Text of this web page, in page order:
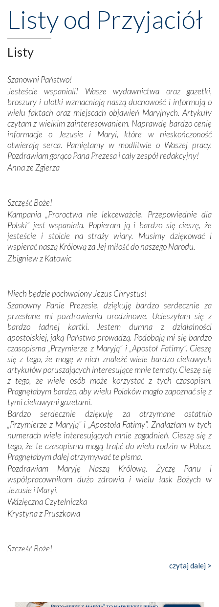
wznoszono na chwałę Bożą, na przykład – w podzięce za
Opatrznościową pomoc w wygranej bitwie o
niepodległość kraju. Zachwyt budziła potężna, a zarazem
misterna architektura tych monumentalnych dzieł,
wspaniałe zdobienia, dbałość ich twórców o detale,
budowniczych.
Podążyliśmy też śladami fatimskich wizjonerów – Łucji
dos Santos oraz świętych Hiacynty i Franciszka Marto.
Modliliśmy się przy ich grobach. Odprawiliśmy Drogę
Krzyżową w ich rodzinnych stronach, odwiedziliśmy
domy, w których żyli.
W miejscu objawień Matki Bożej zapaliliśmy świece
Podczas tej kilkudniowej wyprawy na każdym kroku
spotykaliśmy się z serdeczną otwartością
Portugalczyków. Podziwialiśmy ich ludową sztukę i
zwyczaje. Mimo że nasze kraje są od siebie bardzo
oddalone, w żaden sposób nie czuliśmy się obco.
Sprawiła to oczywiście sama Matka Boża, ale też
kulturowa bliskość biorąca swój początek w naszej
mieliśmy okazję przekonać się, że Maryja swoją opieką
otacza nie tylko nasz naród, lecz wszystkie nacje, które
się Jej ufnie oddają, a także każdą osobę, która zawierza
Jej siebie oraz swych bliskich.
Dzieje Portugalii to również historia wierności Bogu i
odstępstw, także w życiu władców. Trudne momenty w
wymiarze tak osobistym, jak i zbiorowym, przypominają o
konieczności ciągłego zabiegania o własną duszę i o łaskę
Opatrzności. Wierność przynosi pomyślność –
przynajmniej w życiu duchowym. Odstępstwo owocuje
nieszczęściem i śmiercią. Te uniwersalne prawdy
przychodziły na myśl, gdy słuchaliśmy opowieści
przewodników o portugalskich monarchach i wodzach,
zwycięskich bitwach i nieszczęśliwych losach grzesznych
kochanków.
Byli tym razem pośród Apostołów Fatimy reprezentanci
każdego spośród żyjących pokoleń. Najmłodszy uczestnik
liczył sobie 13 lat, zaś senior, pan Zdzisław – już 94.
Całe życie marzyłem, by tu przyjechać
Nasza pielgrzymka nie byłaby tak bogata w duchową treść
Oprócz zapewnienia nam możliwości codziennego
pięknych pieśni.
Listy od Przyjaciół
Listy
Szanowni Państwo!
Jesteście wspaniali! Wasze wydawnictwa oraz gazetki,
broszury i ulotki wzmacniają naszą duchowość i informują o
wielu faktach oraz miejscach objawień Maryjnych. Artykuły
czytam z wielkim zainteresowaniem. Naprawdę bardzo cenię
informacje o Jezusie i Maryi, które w nieskończoność
otwierają serca. Pamiętamy w modlitwie o Waszej pracy.
Pozdrawiam gorąco Pana Prezesa i cały zespół redakcyjny!
Anna ze Zgierza
Szczęść Boże!
Kampania „Proroctwa nie lekceważcie. Przepowiednie dla
Polski” jest wspaniała. Popieram ją i bardzo się cieszę, że
jesteście i stoicie na straży wiary. Musimy dziękować i
wspierać naszą Królową za Jej miłość do naszego Narodu.
Zbigniew z Katowic
Niech będzie pochwalony Jezus Chrystus!
Szanowny Panie Prezesie, dziękuję bardzo serdecznie za
przesłane mi pozdrowienia urodzinowe. Ucieszyłam się z
bardzo ładnej kartki. Jestem dumna z działalności
apostolskiej, jaką Państwo prowadzą. Podobają mi się bardzo
czasopisma „Przymierze z Maryją” i „Apostoł Fatimy”. Cieszę
się z tego, że mogę w nich znaleźć wiele bardzo ciekawych
artykułów poruszających interesujące mnie tematy. Cieszę się
z tego, że wiele osób może korzystać z tych czasopism.
Pragnęłabym bardzo, aby wielu Polaków mogło zapoznać się z
tymi ciekawymi gazetami.
Bardzo serdecznie dziękuję za otrzymane ostatnio
„Przymierze z Maryją” i „Apostoła Fatimy”. Znalazłam w tych
numerach wiele interesujących mnie zagadnień. Cieszę się z
tego, że te czasopisma mogą trafić do wielu rodzin w Polsce.
Pragnęłabym dalej otrzymywać te pisma.
Pozdrawiam Maryję Naszą Królową. Życzę Panu i
współpracownikom dużo zdrowia i wielu łask Bożych w
Jezusie i Maryi.
Wdzięczna Czytelniczka
Krystyna z Pruszkowa
Szczęść Boże!
to pismo, które bardzo sobie cenię i szanuję. Redagujecie
nas prowadzi!
czytaj dalej >